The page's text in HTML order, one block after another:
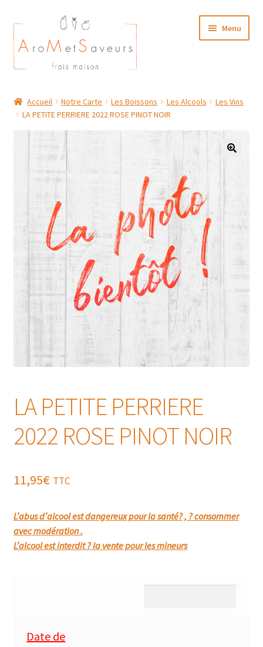
Aller
à
la
navigation
Aller
au
contenu
Menu
Plat du Jour/ Menu Week end
NOS BOUTIQUES
MON COMPTE
Accueil Notre Carte Les Boissons Les Alcools
Les Vins
LA PETITE PERRIERE 2022 ROSE PINOT NOIR
LA PETITE PERRIERE
2022 ROSE PINOT NOIR
11,95€ TTC
L’abus d’alcool est dangereux pour la santé? , ? consommer
avec modération .
L’alcool est interdit ? la vente pour les mineurs
Date de